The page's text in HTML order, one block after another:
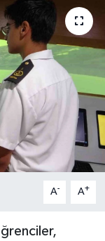
A- A+